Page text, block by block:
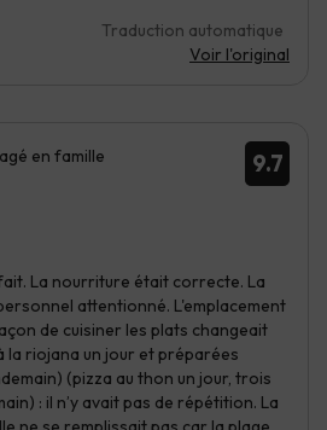
Traduction automatique
Voir l'original
9.7
en famille
La nourriture était correcte. La
attentionné. L'emplacement
de cuisiner les plats changeait
la riojana un jour et préparées
(pizza au thon un jour, trois
: il n’y avait pas de répétition. La